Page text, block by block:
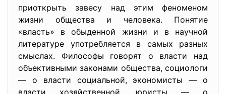
приоткрыть завесу над этим феноменом
жизни общества и человека. Понятие
«власть» в обыденной жизни и в научной
литературе употребляется в самых разных
смыслах. Философы говорят о власти над
объективными законами общества, социологи
— о власти социальной, экономисты — о
власти хозяйственной, юристы — о